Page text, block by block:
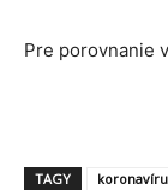
Pre porovnanie
TAGY